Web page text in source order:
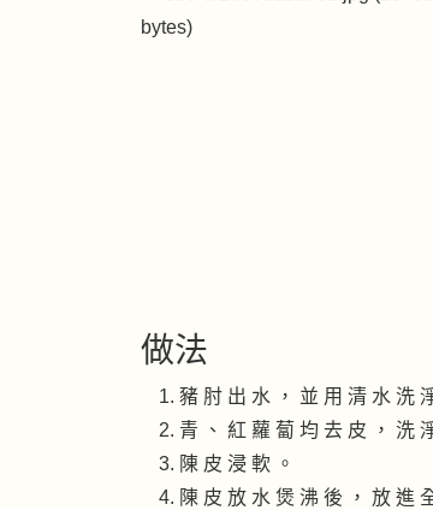
做法
豬 肘 出 水 ， 並 用 清 水 洗
青 、 紅 蘿 蔔 均 去 皮 ， 洗
陳 皮 浸 軟 。
陳 皮 放 水 煲 沸 後 ， 放 進